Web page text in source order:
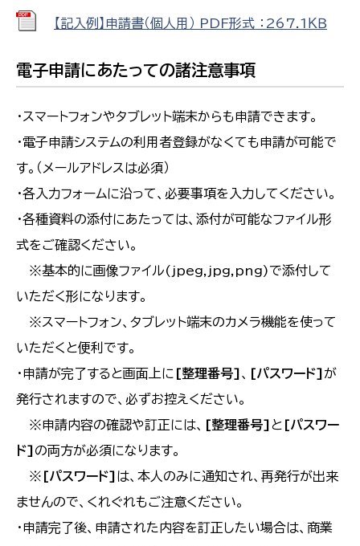
【記入例】申請書（個人用） PDF形式 ：267.1ＫＢ
電子申請にあたっての諸注意事項
・スマートフォンやタブレット端末からも申請できます。
・電子申請システムの利用者登録がなくても申請が可能で
す。（メールアドレスは必須）
・各入力フォームに沿って、必要事項を入力してください。
・各種資料の添付にあたっては、添付が可能なファイル形
式をご確認ください。
※基本的に画像ファイル(jpeg,jpg,png)で添付して
いただく形になります。
※スマートフォン、タブレット端末のカメラ機能を使って
いただくと便利です。
・申請が完了すると画面上に [整理番号] 、 [パスワード] が
発行されますので、必ずお控えください。
※申請内容の確認や訂正には、
[整理番号] と [パスワー
ド] の両方が必須になります。
※ [パスワード] は、本人のみに通知され、再発行が出来
ませんので、くれぐれもご注意ください。
・申請完了後、申請された内容を訂正したい場合は、商業